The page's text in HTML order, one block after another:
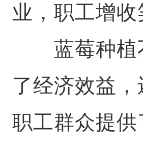
业，职工增收
蓝莓种植
了经济效益
职工群众提供